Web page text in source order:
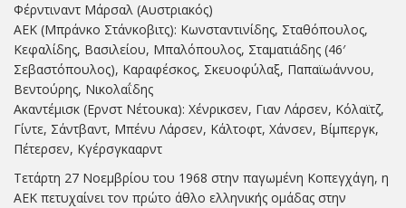
Φέρντιναντ Μάρσαλ (Αυστριακός)
ΑΕΚ (Μπράνκο Στάνκοβιτς): Κωνσταντινίδης, Σταθόπουλος,
Κεφαλίδης, Βασιλείου, Μπαλόπουλος, Σταματιάδης (46′
Σεβαστόπουλος), Καραφέσκος, Σκευοφύλαξ, Παπαϊωάννου,
Βεντούρης, Νικολαΐδης
Ακαντέμισκ (Ερνστ Νέτουκα): Χένρικσεν, Γιαν Λάρσεν, Κόλαϊτζ,
Γίντε, Σάντβαντ, Μπένυ Λάρσεν, Κάλτοφτ, Χάνσεν, Βίμπεργκ,
Πέτερσεν, Κγέρσγκααρντ
Τετάρτη 27 Νοεμβρίου του 1968 στην παγωμένη Κοπεγχάγη, η
ΑΕΚ πετυχαίνει τον πρώτο άθλο ελληνικής ομάδας στην